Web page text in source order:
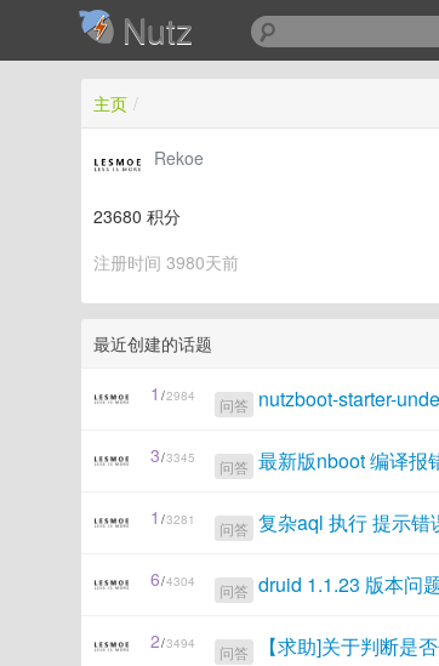
Nutz
主页 /
Rekoe
23680 积分
注册时间 3980天前
最近创建的话题
1/2984 问答 nutzboot-starter-
3/3345 问答 最新版nboot 编译报
1/3281 问答 复杂aql 执行 提示错
6/4304 问答 druid 1.1.23 版本问
2/3494 问答 【求助]关于判断是